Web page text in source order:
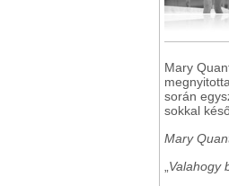
Mary
során
sokkal
Mary
Valahogy